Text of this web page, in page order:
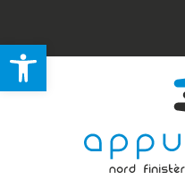
Ouvrir la